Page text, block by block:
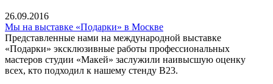
26.09.2016
Мы на выставке «Подарки» в Москве
Представленные нами на международной выставке
«Подарки» эксклюзивные работы профессиональных
мастеров студии «Макей» заслужили наивысшую оценку
всех, кто подходил к нашему стенду В23.